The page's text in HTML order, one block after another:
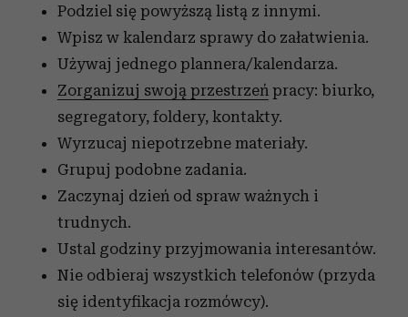
Podziel się powyższą listą z innymi.
Wpisz w kalendarz sprawy do załatwienia.
Używaj jednego plannera/kalendarza.
Zorganizuj swoją przestrzeń pracy: biurko,
segregatory, foldery, kontakty.
Wyrzucaj niepotrzebne materiały.
Grupuj podobne zadania.
Zaczynaj dzień od spraw ważnych i
trudnych.
Ustal godziny przyjmowania interesantów.
Nie odbieraj wszystkich telefonów (przyda
się identyfikacja rozmówcy).